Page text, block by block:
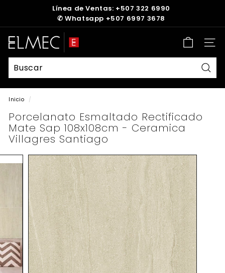
diapositivas
pausa
Línea de Ventas: +507 322 6990
✆ Whatsapp +507 6997 3678
E
L
M
E
C
Inicio /
Porcelanato Esmaltado Rectificado
Mate Sap 108x108cm - Ceramica
Villagres Santiago